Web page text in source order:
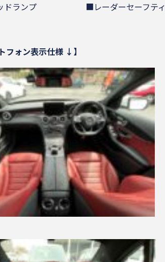
ッドランプ ■レーダーセーフティ
フォン表示仕様 ↓】